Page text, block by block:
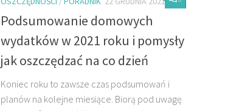
Podsumowanie domowych
wydatków w 2021 roku i pomysły
jak oszczędzać na co dzień
Koniec roku to zawsze czas podsumowań i
planów na kolejne miesiące. Biorą pod uwagę